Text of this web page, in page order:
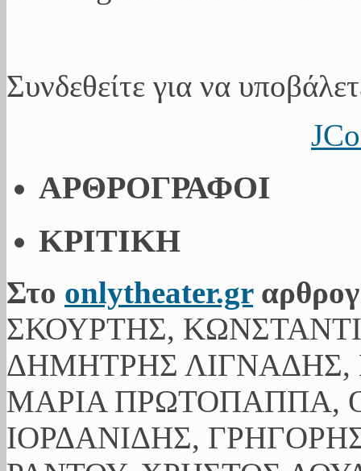
Συνδεθείτε για να
ΑΡΘΡΟΓΡΑΦΟΙ
ΚΡΙΤΙΚΗ
Στο onlytheater.gr
ΣΚΟΥΡΤΗΣ,
ΔΗΜΗΤΡΗΣ ΛΙΓΝΑΔΗΣ,
ΜΑΡΙΑ ΠΡΩΤΟΠΑΠΠΑ,
ΙΟΡΔΑΝΙΔΗΣ,